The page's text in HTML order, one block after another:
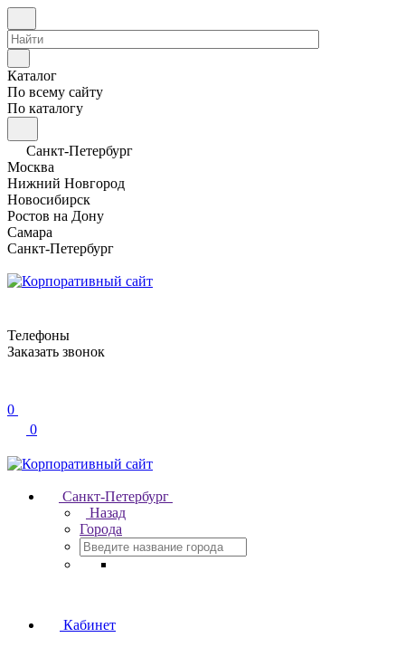
Каталог
По всему сайту
По каталогу
Санкт-Петербург
Москва
Нижний Новгород
Новосибирск
Ростов на Дону
Самара
Санкт-Петербург
Телефоны
Заказать звонок
0
0
Санкт-Петербург
Назад
Города
Кабинет